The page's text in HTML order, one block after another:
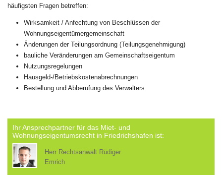
häufigsten Fragen betreffen:
Wirksamkeit / Anfechtung von Beschlüssen der
Wohnungseigentümergemeinschaft
Änderungen der Teilungsordnung (Teilungsgenehmigung)
bauliche Veränderungen am Gemeinschaftseigentum
Nutzungsregelungen
Hausgeld-/Betriebskostenabrechnungen
Bestellung und Abberufung des Verwalters
Ihr Ansprechpartner für das Miet- und
Wohnungseigentumsrecht in Friedrichshafen ist:
Herr Rechtsanwalt Rüdiger
Emrich